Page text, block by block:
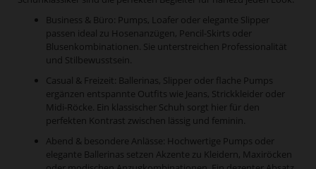
Business & Büro: Pumps, Loafer oder elegante Slipper
passen ideal zu Hosenanzügen, Pencil-Skirts oder
Blusenkombinationen. Sie unterstreichen Professionalität
und Stilbewusstsein.
Casual & Freizeit: Ballerinas, Slipper oder flache Pumps
ergänzen entspannte Outfits wie Jeans, Strickkleider oder
Midi-Röcke. Ein klassischer Schuh sorgt hier für den
perfekten Kontrast zwischen lässig und feminin.
Abend & besondere Anlässe: Hochwertige Pumps oder
elegante Ballerinas setzen Akzente zu Kleidern, Maxiröcken